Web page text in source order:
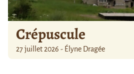
Crépuscule
27 juillet 2026 - Élyne Dragée